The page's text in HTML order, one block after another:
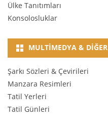
Ülke Tanıtımları
Konsolosluklar
MULTIMEDYA & DIĞER
Şarkı Sözleri & Çevirileri
Manzara Resimleri
Tatil Yerleri
Tatil Günleri